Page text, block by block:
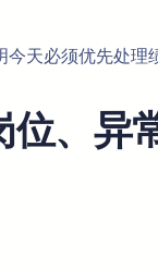
天必须优先处理
、异